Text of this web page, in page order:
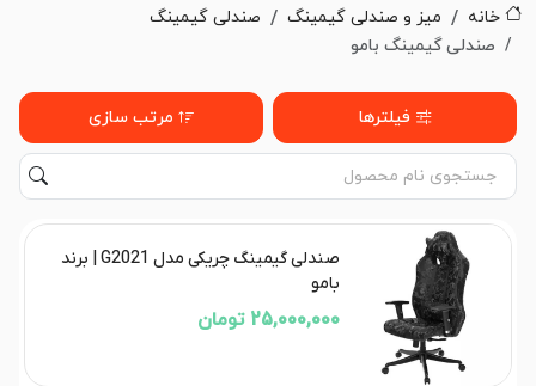
خانه میز و صندلی گیمینگ
صندلی گیمینگ
صندلی گیمینگ بامو
فیلترها مرتب سازی
صندلی گیمینگ چریکی مدل G2021 | برند
بامو
25,000,000 تومان